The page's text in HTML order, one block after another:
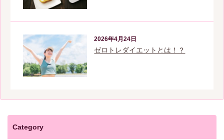
2026年4月24日
ゼロトレダイエットとは！？
Category